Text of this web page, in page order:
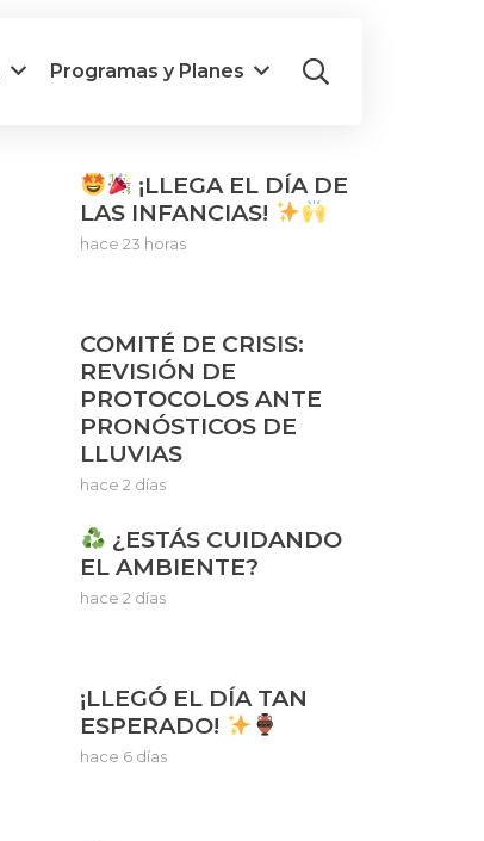
Programas y Planes
¡LLEGA EL DÍA DE
LAS INFANCIAS!
hace 23 horas
COMITÉ DE CRISIS:
REVISIÓN DE
PROTOCOLOS ANTE
PRONÓSTICOS DE
LLUVIAS
hace 2 días
¿ESTÁS CUIDANDO
EL AMBIENTE?
hace 2 días
¡LLEGÓ EL DÍA TAN
ESPERADO!
hace 6 días